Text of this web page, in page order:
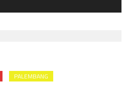
PALEMBANG